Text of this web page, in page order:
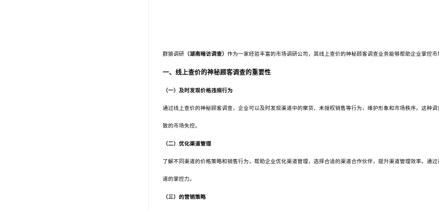
群狼调研 （湖南暗访调查） 作为一家经验丰富的市场调研公司，其线上查价的神秘顾客调查业务能够帮助企业掌控市
一、线上查价的神秘顾客调查的重要性
（一）及时发现价格违规行为
通过线上查价的神秘顾客调查，企业可以及时发现渠道中的窜货、未授权销售等行为，维护形象和市场秩序。这种
致的市场失控。
（二）优化渠道管理
了解不同渠道的价格策略和销售行为，帮助企业优化渠道管理，选择合适的渠道合作伙伴，提升渠道管理效率。通
道的掌控力。
（三）的营销策略